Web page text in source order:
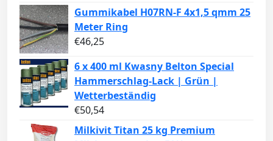
Gummikabel H07RN-F 4x1,5 qmm 25
Meter Ring
€46,25
6 x 400 ml Kwasny Belton Special
Hammerschlag-Lack | Grün |
Wetterbeständig
€50,54
Milkivit Titan 25 kg Premium